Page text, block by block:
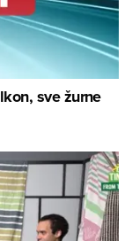
sve žurne